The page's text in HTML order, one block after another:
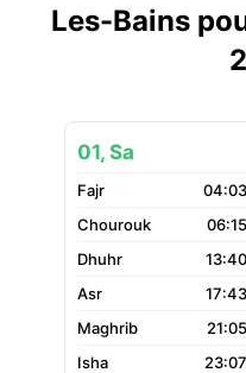
Les-Bains
01, Sa
04:03
06:15
13:40
17:43
21:05
23:07